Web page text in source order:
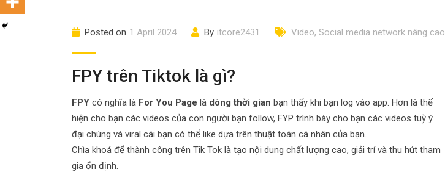
Posted on 1 April 2024 By itcore2431 Video, Social media network nâng cao
FPY trên Tiktok là gì?
FPY có nghĩa là For You Page là dòng thời gian bạn thấy khi bạn log vào app. Hơn là thể
hiện cho bạn các videos của con người bạn follow, FYP trình bày cho bạn các videos tuỳ ý
đại chúng và viral cái bạn có thể like dựa trên thuật toán cá nhân của bạn.
Chìa khoá để thành công trên Tik Tok là tạo nội dung chất lượng cao, giải trí và thu hút tham
gia ổn định.